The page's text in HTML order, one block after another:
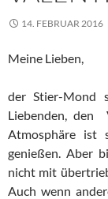
14. FEBRUAR 2016
Meine Lieben,
der Stier-Mond
Liebenden, den
Atmosphäre ist
genießen. Aber
nicht mit
Auch wenn